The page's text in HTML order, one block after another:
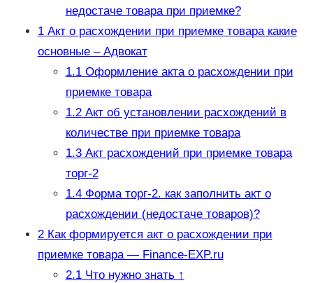
недостаче товара при приемке?
1Акт о расхождении при приемке товара какие
основные – Адвокат
1.1Оформление акта о расхождении при
приемке товара
1.2Акт об установлении расхождений в
количестве при приемке товара
1.3Акт расхождений при приемке товара
торг-2
1.4Форма торг-2. как заполнить акт о
расхождении (недостаче товаров)?
2Как формируется акт о расхождении при
приемке товара — Finance-EXP.ru
2.1Что нужно знать ↑